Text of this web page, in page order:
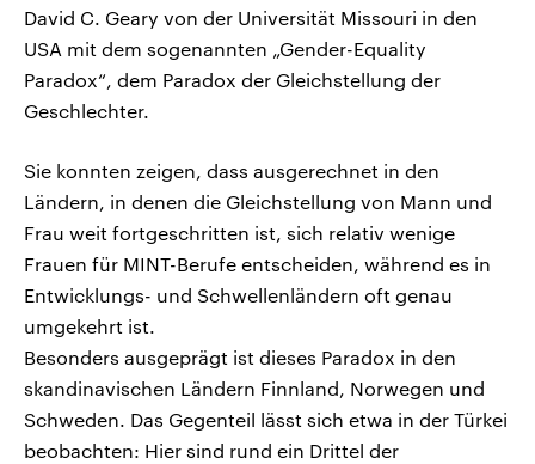
David C. Geary von der Universität Missouri in den
USA mit dem sogenannten „Gender-Equality
Paradox“, dem Paradox der Gleichstellung der
Geschlechter.
Sie konnten zeigen, dass ausgerechnet in den
Ländern, in denen die Gleichstellung von Mann und
Frau weit fortgeschritten ist, sich relativ wenige
Frauen für MINT-Berufe entscheiden, während es in
Entwicklungs- und Schwellenländern oft genau
umgekehrt ist.
Besonders ausgeprägt ist dieses Paradox in den
skandinavischen Ländern Finnland, Norwegen und
Schweden. Das Gegenteil lässt sich etwa in der Türkei
beobachten: Hier sind rund ein Drittel der